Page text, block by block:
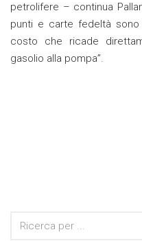
petrolifere – continua
punti e carte fedeltà
costo che ricade
gasolio alla pompa”.